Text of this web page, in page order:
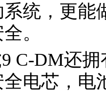
统，更能
。
C-DM还
电芯，电